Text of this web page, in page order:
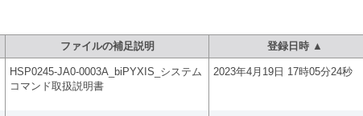
ファイルの補足説明 登録日時 ▲
HSP0245-JA0-0003A_biPYXIS_システム
コマンド取扱説明書
2023年4月19日 17時05分24秒